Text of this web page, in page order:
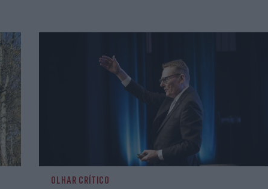
OLHAR CRÍTICO